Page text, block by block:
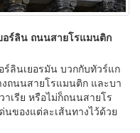
อร์ลิน ถนนสายโรแมนติก
ร์ลินเยอรมัน บวกกับทัวร์แก
งถนนสายโรแมนติก และบา
าเรีย หรือไม่ก็ถนนสายโร
ของแต่ละเส้นทางไว้ด้วย